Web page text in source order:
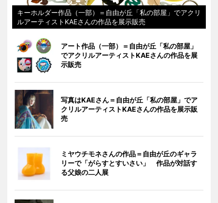
キーホルダー作品（一部）＝自由が丘「私の部屋」でアクリ
ルアーティストKAEさんの作品を展示販売
アート作品（一部）＝自由が丘「私の部屋」
でアクリルアーティストKAEさんの作品を展
示販売
写真はKAEさん＝自由が丘「私の部屋」でア
クリルアーティストKAEさんの作品を展示販
売
ミヤウチモネさんの作品＝自由が丘のギャラ
リーで「がらすとすいさい」 作品が対話す
る父娘の二人展